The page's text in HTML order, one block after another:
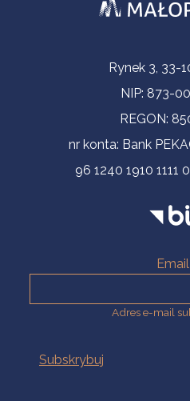
Informacje kontaktowe
Rynek 3, 33-
NIP: 873-
REGON:
nr konta: Bank
96 1240 1910
Email
Adres e-mail